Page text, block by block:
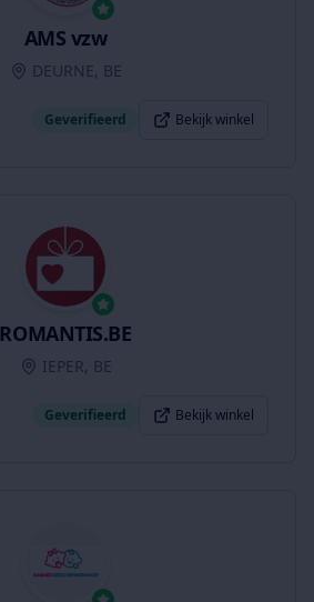
AMS vzw
DEURNE, BE
Geverifieerd Bekijk winkel
ROMANTIS.BE
IEPER, BE
Geverifieerd Bekijk winkel